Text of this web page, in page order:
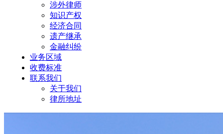
涉外律师
知识产权
经济合同
遗产继承
金融纠纷
业务区域
收费标准
联系我们
关于我们
律所地址